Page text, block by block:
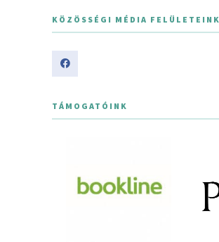
KÖZÖSSÉGI MÉDIA FELÜLETEINK
TÁMOGATÓINK